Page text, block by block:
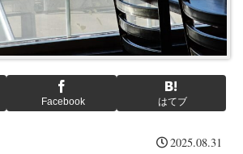
Facebook はてブ
2025.08.31